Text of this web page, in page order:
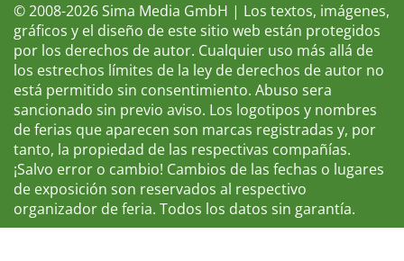
© 2008-2026 Sima Media GmbH | Los textos, imágenes,
gráficos y el diseño de este sitio web están protegidos
por los derechos de autor. Cualquier uso más allá de
los estrechos límites de la ley de derechos de autor no
está permitido sin consentimiento. Abuso sera
sancionado sin previo aviso. Los logotipos y nombres
de ferias que aparecen son marcas registradas y, por
tanto, la propiedad de las respectivas compañías.
¡Salvo error o cambio! Cambios de las fechas o lugares
de exposición son reservados al respectivo
organizador de feria. Todos los datos sin garantía.